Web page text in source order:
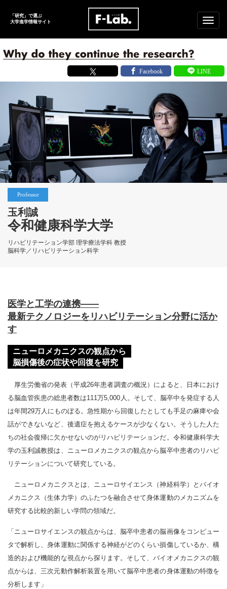
「研究」で選ぶ
大学進学情報サイト
メ
Professor
玉利誠
令和健康科学大学
リハビリテーション学部 理学療法学科 教授
脳科学／リハビリテーション科学
医学と工学の連携――
最新テクノロジーをリハビリテーション分野に活か
す
ニューロメカニクスの観点から
脳損傷後の症状や回復を研究
厚生労働省の発表（平成26年患者調査の概況）によると、日本におけ
る脳血管疾患の総患者数は111万5,000人。そして、脳卒中を発症する人
は年間29万人にものぼる。急性期から回復したとしても手足の麻痺や会
話ができないなど、後遺症を抱えるケースが少なくない。そうした人た
ちの社会復帰に欠かせないのがリハビリテーションだ。令和健康科学大
学の玉利誠教授は、ニューロメカニクスの観点から脳卒中患者のリハビ
リテーションについて研究している。
ニューロメカニクスとは、ニューロサイエンス（神経科学）とバイオ
メカニクス（生体力学）のふたつを融合させて身体運動のメカニズムを
研究する比較的新しい学問の領域だ。
「ニューロサイエンスの観点からは、脳卒中患者の脳画像をコンピュー
タで解析し、身体運動に関係する神経がどのくらい損傷しているか、構
造的および機能的な視点から探ります。そして、バイオメカニクスの観
点からは、三次元動作解析装置を用いて脳卒中患者の身体運動の特徴を
分析します」